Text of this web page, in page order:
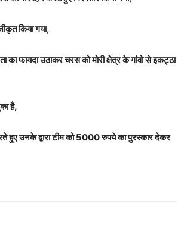
किया गया,
का फायदा उठाकर चरस को मोरी क्षेत्र के गांवो से इकट्ठा
है,
हुए उनके द्वारा टीम को 5000 रुपये का पुरस्कार देकर